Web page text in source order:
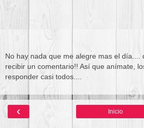
No hay nada que me alegre mas el día....
recibir un comentario!! Así que anímate,
responder casi todos....
‹ Inicio